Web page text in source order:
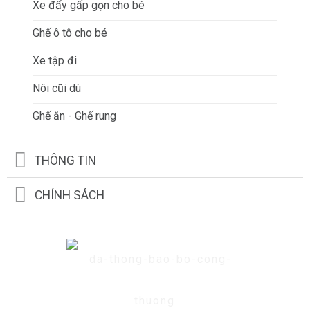
Xe đẩy gấp gọn cho bé
Ghế ô tô cho bé
Xe tập đi
Nôi cũi dù
Ghế ăn - Ghế rung
THÔNG TIN
CHÍNH SÁCH